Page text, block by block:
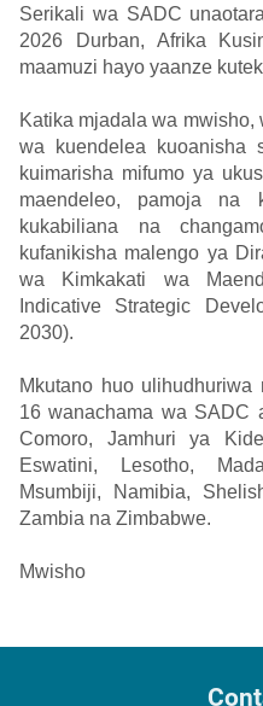
Serikali wa SADC
2026 Durban, Afrika
maamuzi hayo yaanze
Katika mjadala wa
wa kuendelea kuoanisha
kuimarisha mifumo ya
maendeleo, pamoja na
kukabiliana na
kufanikisha malengo ya
wa Kimkakati wa
Indicative Strategic
2030).
Mkutano huo
16 wanachama wa SADC
Comoro, Jamhuri ya
Eswatini, Lesotho,
Msumbiji, Namibia,
Zambia na Zimbabwe.
Mwisho